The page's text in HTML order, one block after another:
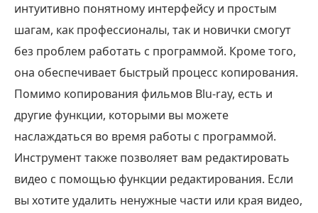
интуитивно понятному интерфейсу и простым
шагам, как профессионалы, так и новички смогут
без проблем работать с программой. Кроме того,
она обеспечивает быстрый процесс копирования.
Помимо копирования фильмов Blu-ray, есть и
другие функции, которыми вы можете
наслаждаться во время работы с программой.
Инструмент также позволяет вам редактировать
видео с помощью функции редактирования. Если
вы хотите удалить ненужные части или края видео,